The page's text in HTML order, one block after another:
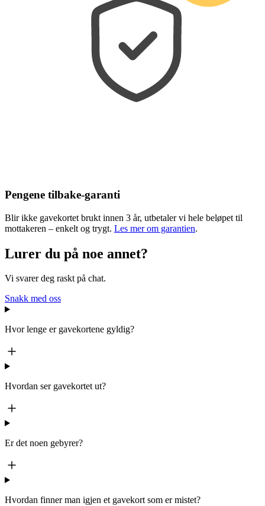
Pengene tilbake-garanti
Blir ikke gavekortet brukt innen 3 år, utbetaler vi hele beløpet til
mottakeren – enkelt og trygt. Les mer om garantien.
Lurer du på noe annet?
Vi svarer deg raskt på chat.
Snakk med oss
Hvor lenge er gavekortene gyldig?
Hvordan ser gavekortet ut?
Er det noen gebyrer?
Hvordan finner man igjen et gavekort som er mistet?